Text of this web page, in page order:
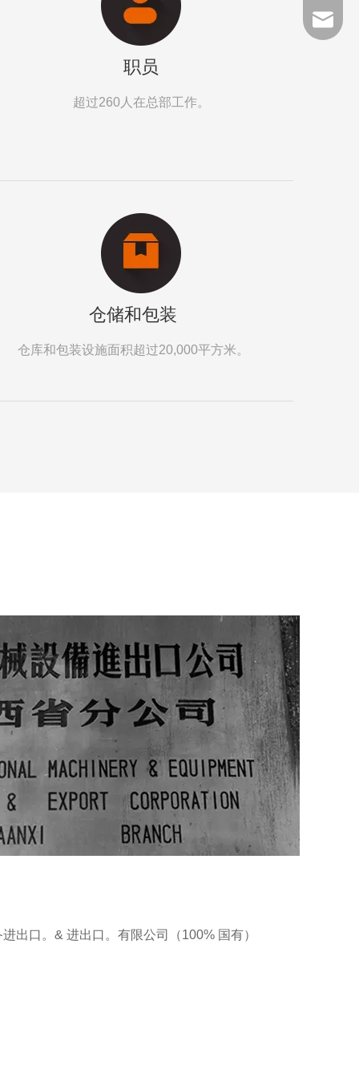
职员
超过260人在总部工作。
仓储和包装
仓库和包装设施面积超过20,000平方米。
出口。& 进出口。有限公司（100% 国有）